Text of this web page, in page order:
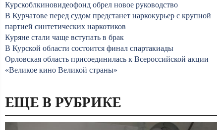
Курскоблкиновидеофонд обрел новое руководство
В Курчатове перед судом предстанет наркокурьер с крупной
партией синтетических наркотиков
Куряне стали чаще вступать в брак
В Курской области состоится финал спартакиады
Орловская область присоединилась к Всероссийской акции
«Великое кино Великой страны»
ЕЩЕ В РУБРИКЕ